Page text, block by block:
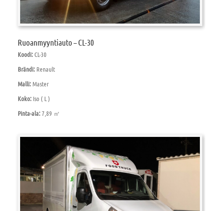
Ruoanmyyntiauto – CL-30
Koodi:CL-30
Brändi: Renault
Malli: Master
Koko: Iso ( L )
Pinta-ala:7,89 ㎡